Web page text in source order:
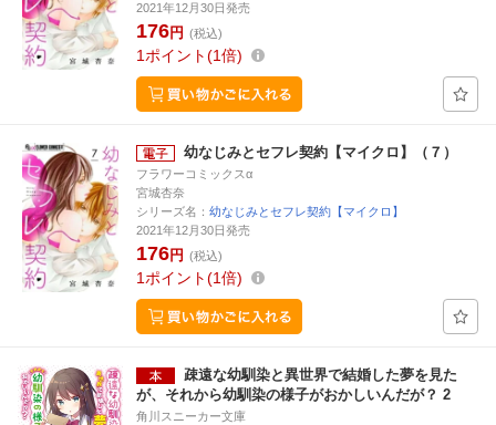
2021年12月30日発売
176円 (税込)
1 ポイント 1倍
幼なじみとセフレ契約【マイクロ】（７）
フラワーコミックスα
宮城杏奈
シリーズ名： 幼なじみとセフレ契約【マイクロ】
2021年12月30日発売
176円 (税込)
1 ポイント 1倍
疎遠な幼馴染と異世界で結婚した夢を見た
が、それから幼馴染の様子がおかしいんだが？ 2
角川スニーカー文庫